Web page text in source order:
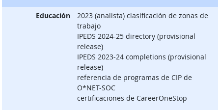
Educación
2023 (analista) clasificación de zonas de
trabajo
IPEDS 2024-25 directory (provisional
release)
IPEDS 2023-24 completions (provisional
release)
referencia de programas de CIP de
O*NET-SOC
certificaciones de CareerOneStop